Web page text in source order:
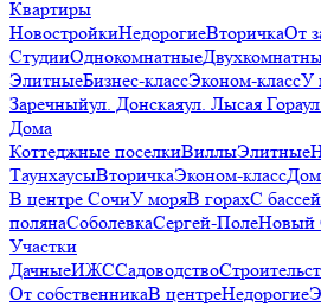
Квартиры
НовостройкиНедорогиеВторичкаОт
СтудииОднокомнатные
ЭлитныеБизнес-классЭконом-классУ
Заречныйул. Донскаяул. Лысая Гора
Дома
Коттеджные поселкиВиллыЭлитные
ТаунхаусыВторичкаЭконом-класс
В центре СочиУ моряВ горахС
полянаСоболевкаСергей-ПолеНовый
Участки
ДачныеИЖССадоводство
От собственникаВ центреНедорогие